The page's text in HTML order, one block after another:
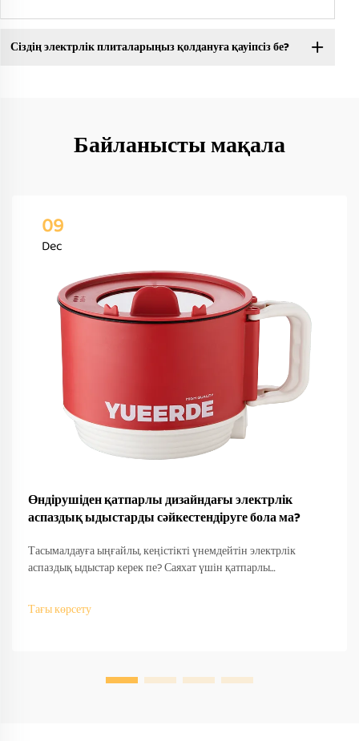
Сіздің электрлік плиталарыңыз қолдануға қауіпсіз бе?
Байланысты мақала
09
Dec
Өндірушіден қатпарлы дизайндағы электрлік
аспаздық ыдыстарды сәйкестендіруге бола ма?
Тасымалдауға ыңғайлы, кеңістікті үнемдейтін электрлік
аспаздық ыдыстар керек пе? Саяхат үшін қатпарлы
OEM/ODM қолдау, жылдам прототиптеу және халықаралық
сәйкестік. Бүгін-ақ сұраныс беріңіз.
Тағы көрсету